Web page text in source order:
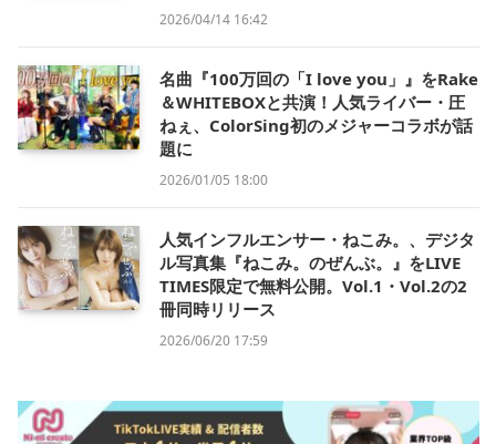
2026/04/14 16:42
名曲『100万回の「I love you」』をRake
＆WHITEBOXと共演！人気ライバー・圧
ねぇ、ColorSing初のメジャーコラボが話
題に
2026/01/05 18:00
人気インフルエンサー・ねこみ。、デジタ
ル写真集『ねこみ。のぜんぶ。』をLIVE
TIMES限定で無料公開。Vol.1・Vol.2の2
冊同時リリース
2026/06/20 17:59